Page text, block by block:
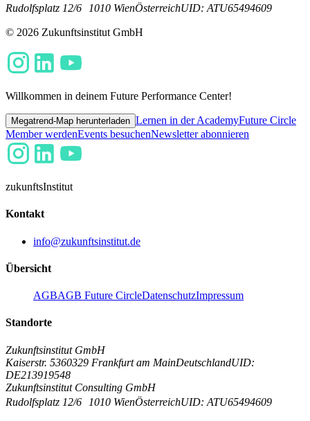
Rudolfsplatz 12/6 1010 WienÖsterreichUID: ATU65494609
© 2026 Zukunftsinstitut GmbH
Willkommen in deinem Future Performance Center!
Megatrend-Map herunterladen Lernen in der AcademyFuture Circle
Member werdenEvents besuchenNewsletter abonnieren
zukunftsInstitut
Kontakt
info@zukunftsinstitut.de
Übersicht
AGBAGB Future CircleDatenschutzImpressum
Standorte
Zukunftsinstitut GmbH
Kaiserstr. 5360329 Frankfurt am MainDeutschlandUID:
DE213919548
Zukunftsinstitut Consulting GmbH
Rudolfsplatz 12/6
1010 WienÖsterreichUID: ATU65494609